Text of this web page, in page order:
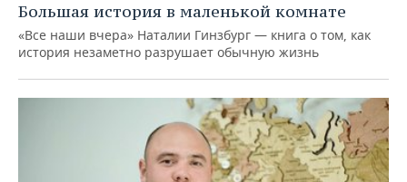
Большая история в маленькой комнате
«Все наши вчера» Наталии Гинзбург — книга о том, как
история незаметно разрушает обычную жизнь